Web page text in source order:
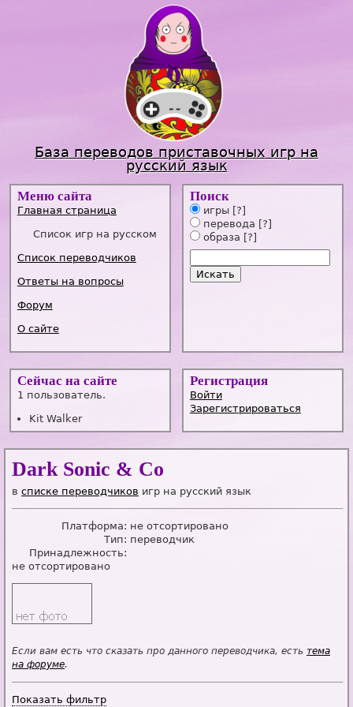
Jump to navigation
База переводов приставочных игр на
русский язык
Меню сайта
Главная страница
Список игр на русском
Список переводчиков
Ответы на вопросы
Форум
О сайте
Поиск
игры [?]
перевода [?]
образа [?]
Сейчас на сайте
1 пользователь.
Kit Walker
Регистрация
Войти
Зарегистрироваться
Dark Sonic & Co
в списке переводчиков игр на русский язык
Платформа: не отсортировано
Тип: переводчик
Принадлежность:
не отсортировано
Если вам есть что сказать про данного переводчика, есть тема
на форуме.
Показать фильтр